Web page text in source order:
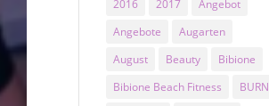
2016
2017
Angebot
Angebote
Augarten
August
Beauty
Bibione
Bibione Beach Fitness
BURN